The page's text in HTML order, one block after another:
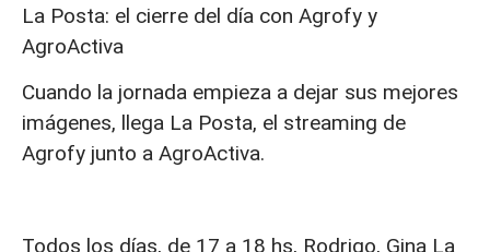
La Posta: el cierre del día con Agrofy y
AgroActiva
Cuando la jornada empieza a dejar sus mejores
imágenes, llega La Posta, el streaming de
Agrofy junto a AgroActiva.
Todos los días, de 17 a 18 hs, Rodrigo, Gina La